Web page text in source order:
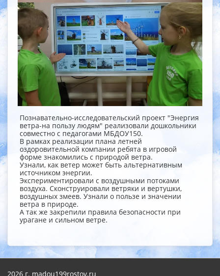
Познавательно-исследовательский проект "Энергия
ветра-на пользу людям" реализовали дошкольники
совместно с педагогами МБДОУ150.
В рамках реализации плана летней
оздоровительной компании ребята в игровой
форме знакомились с природой ветра.
Узнали, как ветер может быть альтернативным
источником энергии.
Экспериментировали с воздушными потоками
воздуха. Сконструировали ветряки и вертушки,
воздушных змеев. Узнали о пользе и значении
ветра в природе.
А так же закрепили правила безопасности при
урагане и сильном ветре.
2026 г. madou199rostov.ru